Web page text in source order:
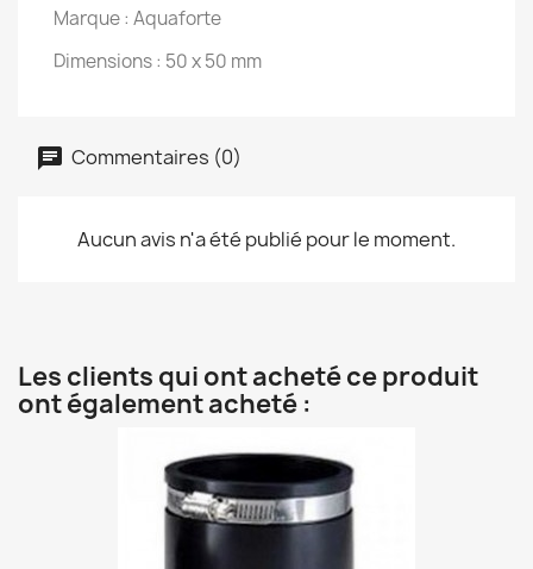
Marque : Aquaforte
Dimensions : 50 x 50 mm
Commentaires (0)
Aucun avis n'a été publié pour le moment.
Les clients qui ont acheté ce produit
ont également acheté :